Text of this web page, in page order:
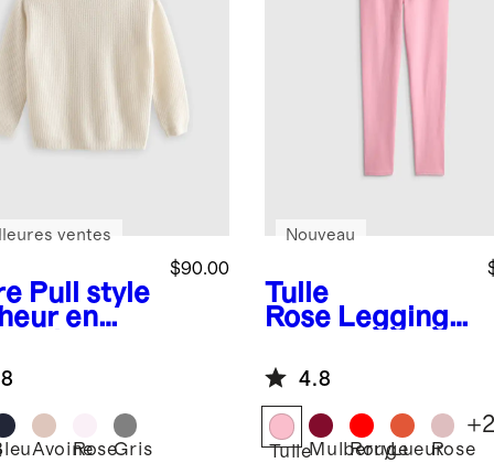
Pull style
en
$90.00
ventes
AvoineRoseGris
Tulle
Rose Legging
biologique
Nouveau
4.8
TulleMulberry
RougeLueurRose
+